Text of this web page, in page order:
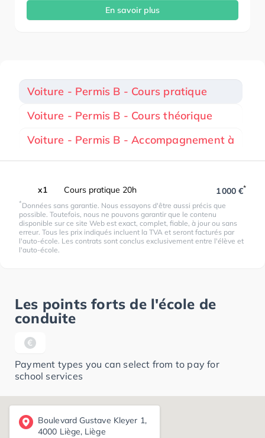
En savoir plus
Voiture - Permis B - Cours pratique
Voiture - Permis B - Cours théorique
Voiture - Permis B - Accompagnement à
x1 Cours pratique 20h 1 000 €*
*Données sans garantie. Nous essayons d'être aussi précis que
possible. Toutefois, nous ne pouvons garantir que le contenu
disponible sur ce site Web est exact, complet, fiable, à jour ou sans
erreur. Tous les prix indiqués incluent la TVA et seront facturés par
l'auto-école. Les contrats sont conclus exclusivement entre l'élève et
l'auto-école.
Les points forts de l'école de
conduite
Payment types you can select from to pay for
school services
Boulevard Gustave Kleyer 1,
4000 Liège, Liège